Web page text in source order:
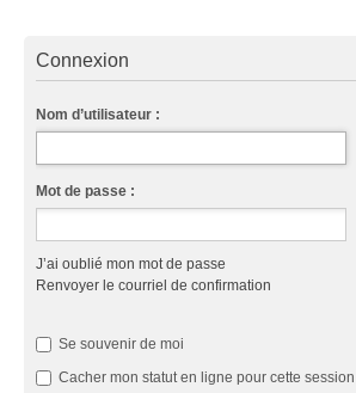
Connexion
Nom d’utilisateur :
Mot de passe :
J’ai oublié mon mot de passe
Renvoyer le courriel de confirmation
Se souvenir de moi
Cacher mon statut en ligne pour cette session